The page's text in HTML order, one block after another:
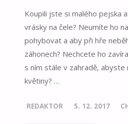
Koupili jste si malého pejska
vrásky na čele? Neumíte ho
pohybovat a aby při hře
záhonech? Nechcete ho
s ním stále v zahradě,
květiny? …
REDAKTOR 5. 12. 2017